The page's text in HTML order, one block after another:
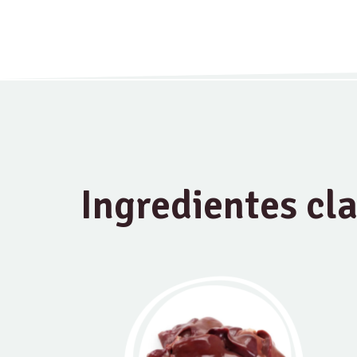
Ingredientes